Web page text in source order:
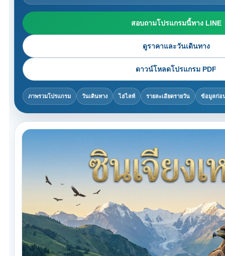
สอบถามโปรแกรมนี้ทาง LINE
ดูราคาและวันเดินทาง
ดาวน์โหลดโปรแกรม PDF
ภาพรวมโปรแกรม วันเดินทาง ไฮไลท์ รายละเอียดรายวัน ข้อมูลก่อ